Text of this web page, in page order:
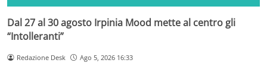
Dal 27 al 30 agosto Irpinia Mood mette al centro gli
“Intolleranti”
Redazione Desk Ago 5, 2026 16:33